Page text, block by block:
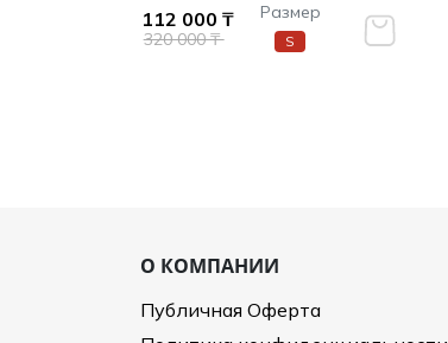
112 000 ₸
320 000 ₸
Размер
S
О КОМПАНИИ
Публичная Оферта